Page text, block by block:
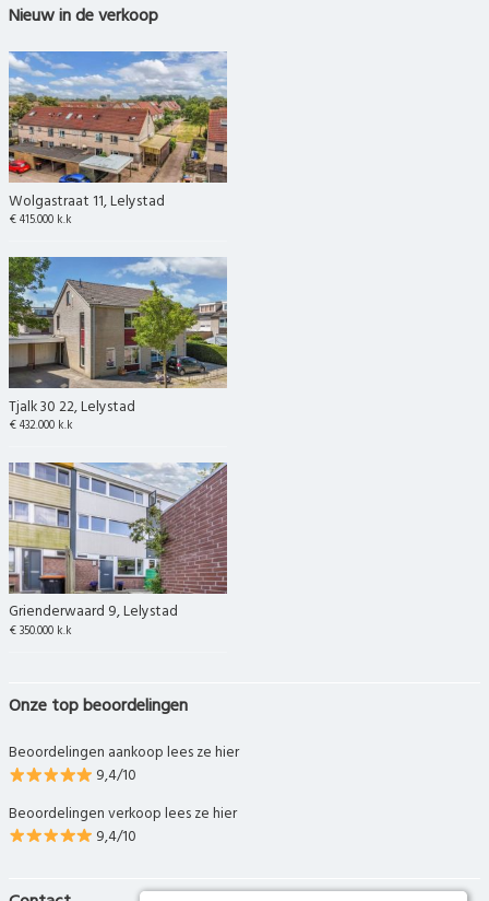
Nieuw in de verkoop
Wolgastraat 11, Lelystad
€ 415.000 k.k
Tjalk 30 22, Lelystad
€ 432.000 k.k
Grienderwaard 9, Lelystad
€ 350.000 k.k
Onze top beoordelingen
Beoordelingen aankoop lees ze hier
9,4/10
Beoordelingen verkoop lees ze hier
9,4/10